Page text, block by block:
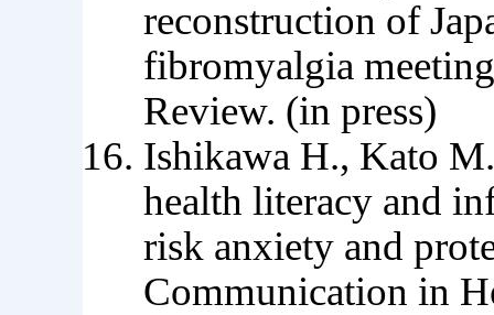
reconstruction of
fibromyalgia
Review. (in press)
Ishikawa H., Kato
health literacy and
risk anxiety and
Communication in